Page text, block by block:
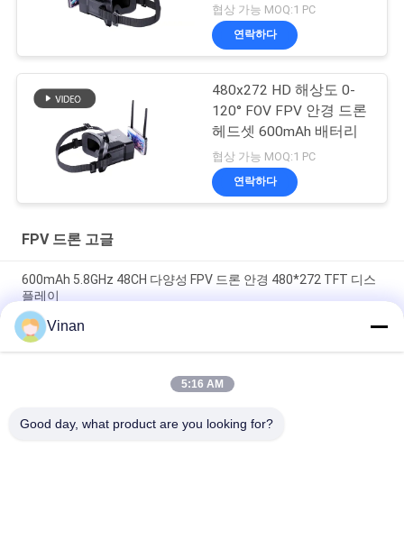
협상 가능 MOQ:1 PC
연락하다
480x272 HD 해상도 0-
120° FOV FPV 안경 드론
헤드셋 600mAh 배터리
협상 가능 MOQ:1 PC
연락하다
FPV 드론 고글
600mAh 5.8GHz 48CH 다양성 FPV 드론 안경 480*272 TFT 디스
플레이
2.7 인치 미니 TFT LCD 5.8 ghz 최고의 초보자 레이싱 FPV 고글
48 채널
기계 횡단을 위한 TFT LCD 큰 FOV 단안 2.7" 5.8Ghz Quadcopter
Vinan
5:16 AM
Good day, what product are you looking for?